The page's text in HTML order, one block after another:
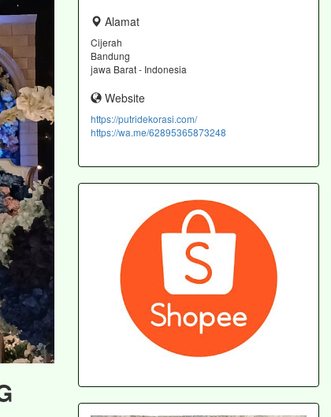
Alamat
Cijerah
Bandung
jawa Barat - Indonesia
Website
https://putridekorasi.com/
https://wa.me/62895365873248